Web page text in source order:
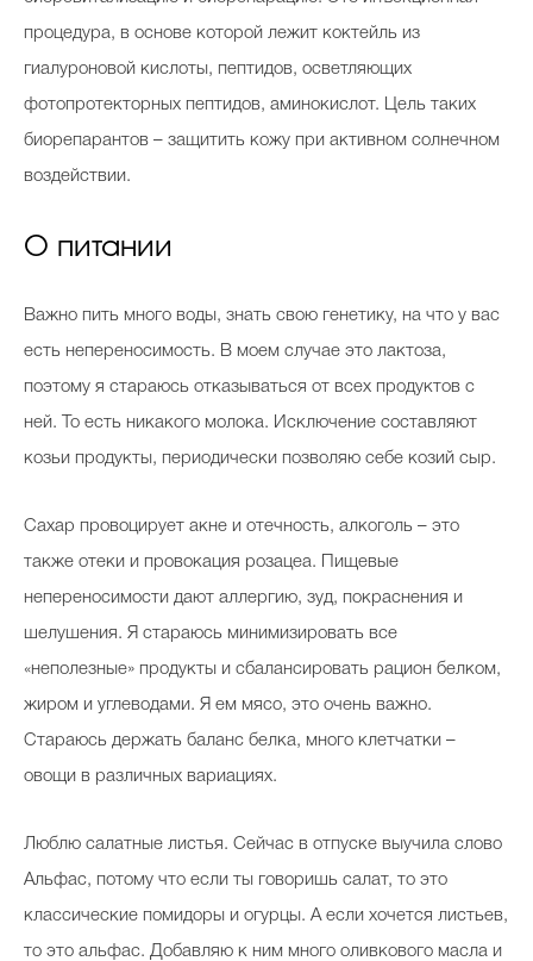
процедура, в основе которой лежит коктейль из
гиалуроновой кислоты, пептидов, осветляющих
фотопротекторных пептидов, аминокислот. Цель таких
биорепарантов – защитить кожу при активном солнечном
воздействии.
О питании
Важно пить много воды, знать свою генетику, на что у вас
есть непереносимость. В моем случае это лактоза,
поэтому я стараюсь отказываться от всех продуктов с
ней. То есть никакого молока. Исключение составляют
козьи продукты, периодически позволяю себе козий сыр.
Сахар провоцирует акне и отечность, алкоголь – это
также отеки и провокация розацеа. Пищевые
непереносимости дают аллергию, зуд, покраснения и
шелушения. Я стараюсь минимизировать все
«неполезные» продукты и сбалансировать рацион белком,
жиром и углеводами. Я ем мясо, это очень важно.
Стараюсь держать баланс белка, много клетчатки –
овощи в различных вариациях.
Люблю салатные листья. Сейчас в отпуске выучила слово
Альфас, потому что если ты говоришь салат, то это
классические помидоры и огурцы. А если хочется листьев,
то это альфас. Добавляю к ним много оливкового масла и